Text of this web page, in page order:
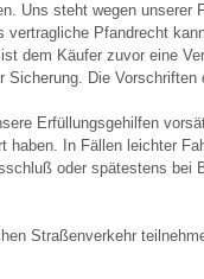
Uns steht wegen unserer
Pfandrecht
dem Käufer zuvor eine
Die
Erfüllungsgehilfen
In Fällen leichter
oder spätestens bei
Straßenverkehr